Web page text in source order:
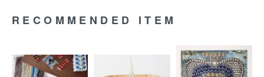
RECOMMENDED ITEM